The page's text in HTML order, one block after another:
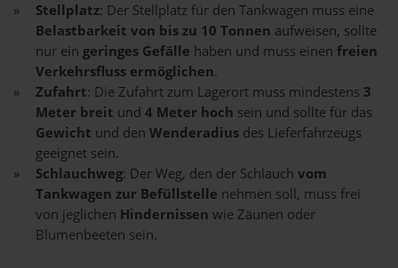
Stellplatz: Der Stellplatz für den Tankwagen muss eine
Belastbarkeit von bis zu 10 Tonnen aufweisen, sollte
nur ein geringes Gefälle haben und muss einen freien
Verkehrsfluss ermöglichen.
Zufahrt: Die Zufahrt zum Lagerort muss mindestens 3
Meter breit und 4 Meter hoch sein und sollte für das
Gewicht und den Wenderadius des Lieferfahrzeugs
geeignet sein.
Schlauchweg: Der Weg, den der Schlauch vom
Tankwagen zur Befüllstelle nehmen soll, muss frei
von jeglichen Hindernissen wie Zäunen oder
Blumenbeeten sein.